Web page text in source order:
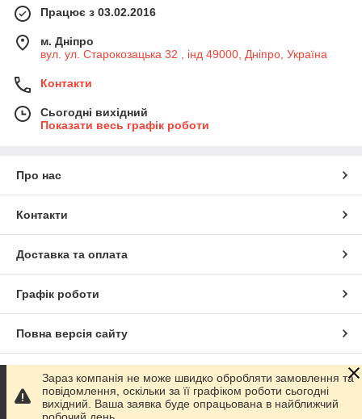
Працює з 03.02.2016
м. Дніпро
вул. ул. Старокозацька 32 , інд 49000, Дніпро, Україна
Контакти
Сьогодні вихідний
Показати весь графік роботи
Про нас
Контакти
Доставка та оплата
Графік роботи
Повна версія сайту
Сайт створено на маркетплейсіProm.ua
Політика конфіденційності
Зараз компанія не може швидко обробляти замовлення та
повідомлення, оскільки за її графіком роботи сьогодні
вихідний. Ваша заявка буде опрацьована в найближчий